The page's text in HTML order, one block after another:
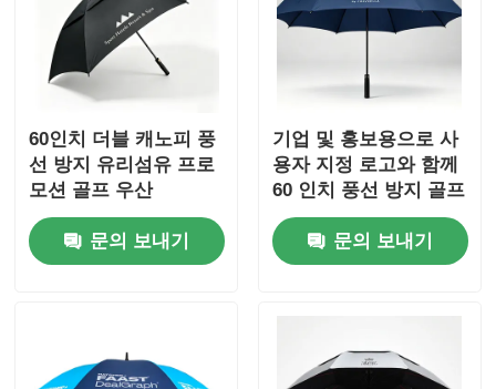
60인치 더블 캐노피 풍
선 방지 유리섬유 프로
모션 골프 우산
문의 보내기
기업 및 홍보용으로 사
용자 지정 로고와 함께
60 인치 풍선 방지 골프
우산
문의 보내기